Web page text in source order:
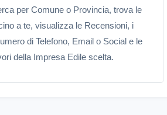
per Comune o Provincia, trova le
a te, visualizza le Recensioni, i
di Telefono, Email o Social e le
della Impresa Edile scelta.